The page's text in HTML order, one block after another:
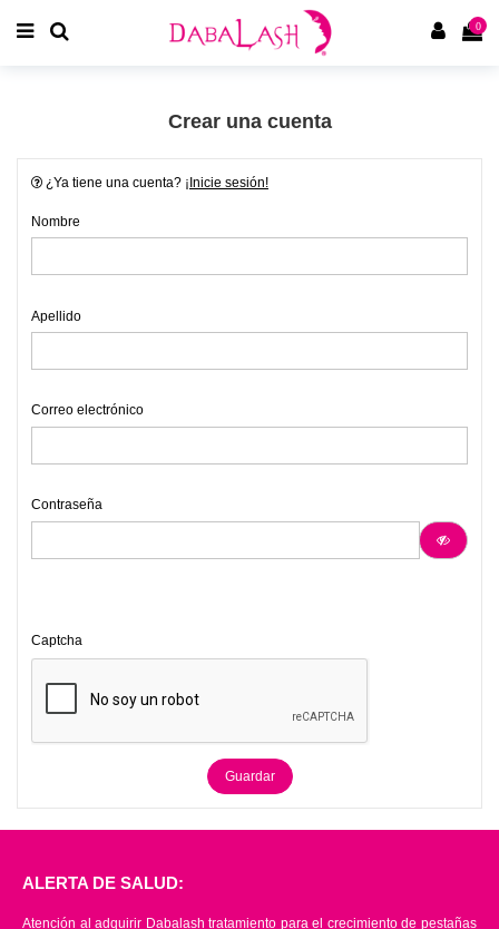
0
Crear una cuenta
¿Ya tiene una cuenta? ¡Inicie sesión!
Nombre
Apellido
Correo electrónico
Contraseña
Captcha
Guardar
ALERTA DE SALUD:
Atención al adquirir Dabalash tratamiento para el crecimiento de pestañas